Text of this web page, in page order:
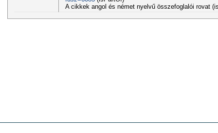
A cikkek angol és német nyelvű összefoglalói rovat